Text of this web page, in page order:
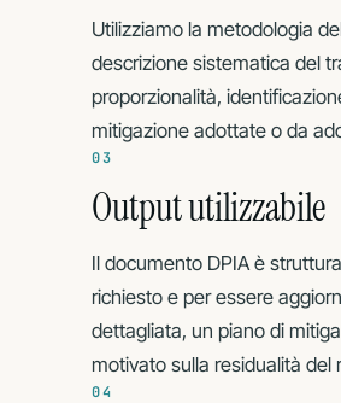
Utilizziamo la metodologia
descrizione sistematica del
proporzionalità,
mitigazione adottate o da
03
Output utilizzabile
Il documento DPIA è
richiesto e per essere
dettagliata, un piano di
motivato sulla residualità del
04